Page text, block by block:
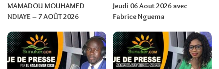
MAMADOU MOUHAMED
NDIAYE – 7 AOÛT 2026
Jeudi 06 Aout 2026 avec
Fabrice Nguema